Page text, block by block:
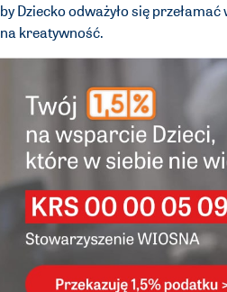
by Dziecko odważyło się
na kreatywność.